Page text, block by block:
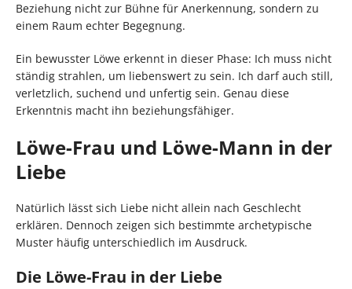
Beziehung nicht zur Bühne für Anerkennung, sondern zu
einem Raum echter Begegnung.
Ein bewusster Löwe erkennt in dieser Phase: Ich muss nicht
ständig strahlen, um liebenswert zu sein. Ich darf auch still,
verletzlich, suchend und unfertig sein. Genau diese
Erkenntnis macht ihn beziehungsfähiger.
Löwe-Frau und Löwe-Mann in der
Liebe
Natürlich lässt sich Liebe nicht allein nach Geschlecht
erklären. Dennoch zeigen sich bestimmte archetypische
Muster häufig unterschiedlich im Ausdruck.
Die Löwe-Frau in der Liebe